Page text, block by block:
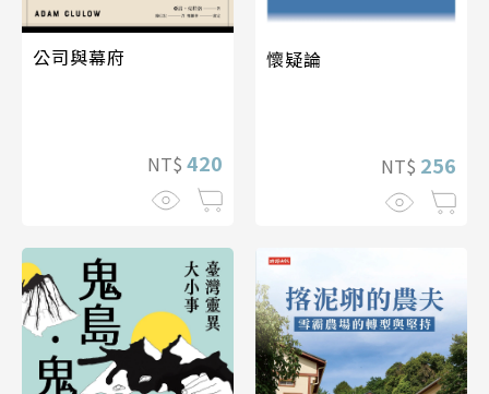
公司與幕府
NT$ 420
懷疑論
NT$ 256